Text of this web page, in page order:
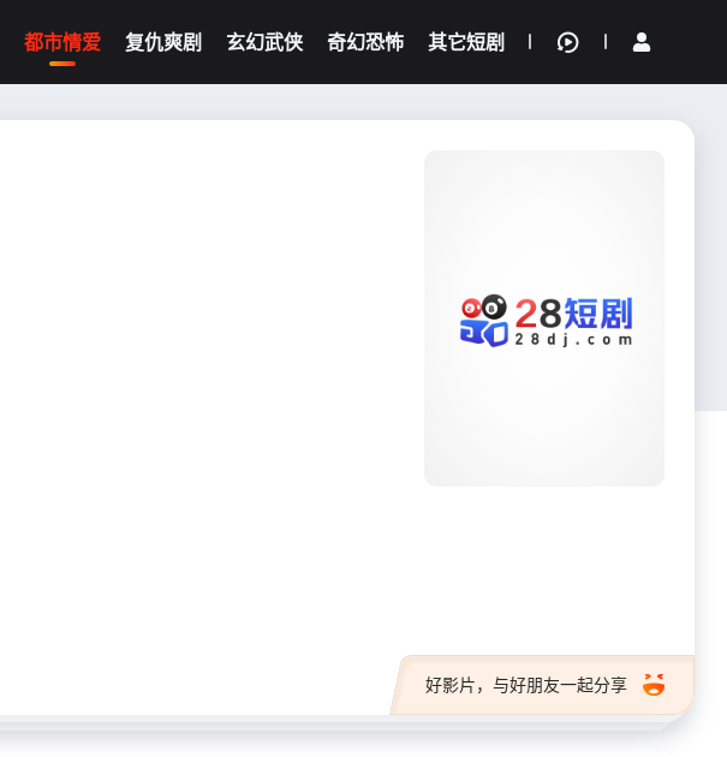
都市情爱 复仇爽剧 玄幻武侠 奇幻恐怖 其它短剧
我的观影记录
好影片，与好朋友一起分享